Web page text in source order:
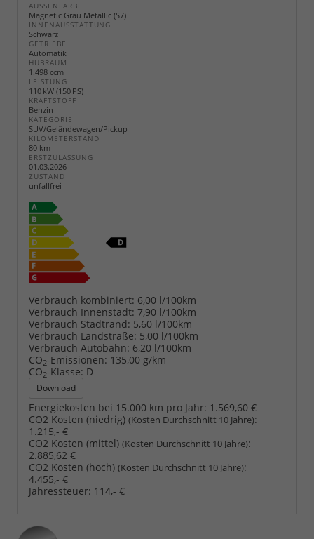
AUSSENFARBE
Magnetic Grau Metallic (S7)
INNENAUSSTATTUNG
Schwarz
GETRIEBE
Automatik
HUBRAUM
1.498 ccm
LEISTUNG
110 kW (150 PS)
KRAFTSTOFF
Benzin
KATEGORIE
SUV/Geländewagen/Pickup
KILOMETERSTAND
80 km
ERSTZULASSUNG
01.03.2026
ZUSTAND
unfallfrei
Verbrauch kombiniert: 6,00 l/100km
Verbrauch Innenstadt: 7,90 l/100km
Verbrauch Stadtrand: 5,60 l/100km
Verbrauch Landstraße: 5,00 l/100km
Verbrauch Autobahn: 6,20 l/100km
CO2-Emissionen: 135,00 g/km
CO2-Klasse: D
Download
Energiekosten bei 15.000 km pro Jahr: 1.569,60 €
CO2 Kosten (niedrig) (Kosten Durchschnitt 10 Jahre):
1.215,- €
CO2 Kosten (mittel) (Kosten Durchschnitt 10 Jahre):
2.885,62 €
CO2 Kosten (hoch) (Kosten Durchschnitt 10 Jahre):
4.455,- €
Jahressteuer: 114,- €